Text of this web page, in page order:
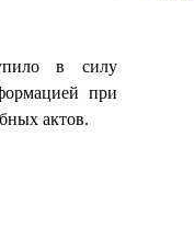
в силу
при
актов.